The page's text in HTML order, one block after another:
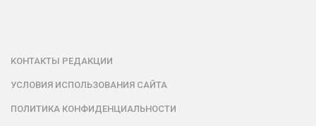
КОНТАКТЫ РЕДАКЦИИ
УСЛОВИЯ ИСПОЛЬЗОВАНИЯ САЙТА
ПОЛИТИКА КОНФИДЕНЦИАЛЬНОСТИ